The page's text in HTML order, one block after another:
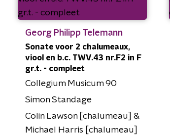
Georg Philipp Telemann
Sonate voor 2 chalumeaux,
viool en b.c. TWV.43 nr.F2 in F
gr.t. - compleet
Collegium Musicum 90
Simon Standage
Colin Lawson [chalumeau] &
Michael Harris [chalumeau]